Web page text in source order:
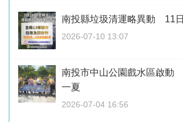
南投縣垃圾清運略異動 11
2026-07-10 13:07
南投市中山公園戲水區啟動
一夏
2026-07-04 16:56